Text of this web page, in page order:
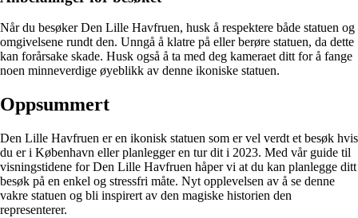
Når du besøker Den Lille Havfruen, husk å respektere både statuen og
omgivelsene rundt den. Unngå å klatre på eller berøre statuen, da dette
kan forårsake skade. Husk også å ta med deg kameraet ditt for å fange
noen minneverdige øyeblikk av denne ikoniske statuen.
Oppsummert
Den Lille Havfruen er en ikonisk statuen som er vel verdt et besøk hvis
du er i København eller planlegger en tur dit i 2023. Med vår guide til
visningstidene for Den Lille Havfruen håper vi at du kan planlegge ditt
besøk på en enkel og stressfri måte. Nyt opplevelsen av å se denne
vakre statuen og bli inspirert av den magiske historien den
representerer.